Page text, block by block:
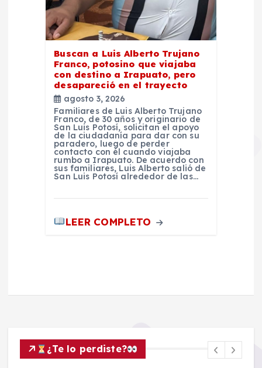
Buscan a Luis Alberto Trujano
Franco, potosino que viajaba
con destino a Irapuato, pero
desapareció en el trayecto
agosto 3, 2026
Familiares de Luis Alberto Trujano
Franco, de 30 años y originario de
San Luis Potosí, solicitan el apoyo
de la ciudadanía para dar con su
paradero, luego de perder
contacto con él cuando viajaba
rumbo a Irapuato. De acuerdo con
sus familiares, Luis Alberto salió de
San Luis Potosí alrededor de las…
LEER COMPLETO
¿Te lo perdiste?